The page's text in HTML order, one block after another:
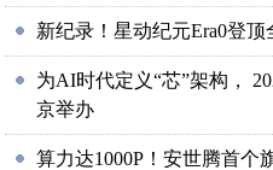
新纪录！星动纪元Era0登
为AI时代定义“芯”架构，
京举办
算力达1000P！安世腾首个